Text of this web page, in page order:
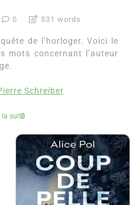
0 531 words
de l’horloger. Voici le
mots concernant l’auteur
Schreiber
la suite